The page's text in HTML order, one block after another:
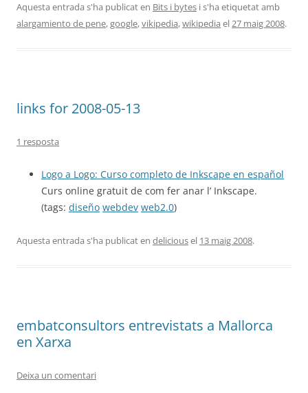
Aquesta entrada s'ha publicat en Bits i bytes i s'ha etiquetat amb
alargamiento de pene,google,vikipedia,wikipedia el27 maig 2008.
links for 2008-05-13
1 resposta
Logo a Logo: Curso completo de Inkscape en español
Curs online gratuit de com fer anar l’ Inkscape.
(tags: diseño webdev web2.0)
Aquesta entrada s'ha publicat en deliciousel 13 maig 2008.
embatconsultors entrevistats a Mallorca
en Xarxa
Deixa un comentari